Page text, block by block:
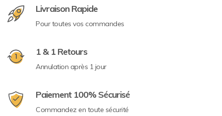
Livraison Rapide
Pour toutes vos commandes
1 & 1 Retours
Annulation après 1 jour
Paiement 100% Sécurisé
Commandez en toute sécurité